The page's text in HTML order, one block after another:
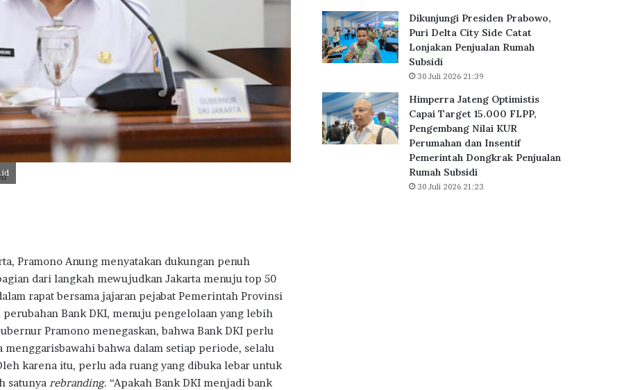
Pramono Anung menyatakan dukungan penuh
dari langkah mewujudkan Jakarta menuju top 50
rapat bersama jajaran pejabat Pemerintah Provinsi
Bank DKI, menuju pengelolaan yang lebih
Pramono menegaskan, bahwa Bank DKI perlu
bahwa dalam setiap periode, selalu
karena itu, perlu ada ruang yang dibuka lebar untuk
satunya rebranding. “Apakah Bank DKI menjadi bank
Dikunjungi Presiden Prabowo,
Puri Delta City Side Catat
Lonjakan Penjualan Rumah
Subsidi
30 Juli 2026 21:39
Himperra Jateng Optimistis
Capai Target 15.000 FLPP,
Pengembang Nilai KUR
Perumahan dan Insentif
Pemerintah Dongkrak Penjualan
Rumah Subsidi
30 Juli 2026 21:23